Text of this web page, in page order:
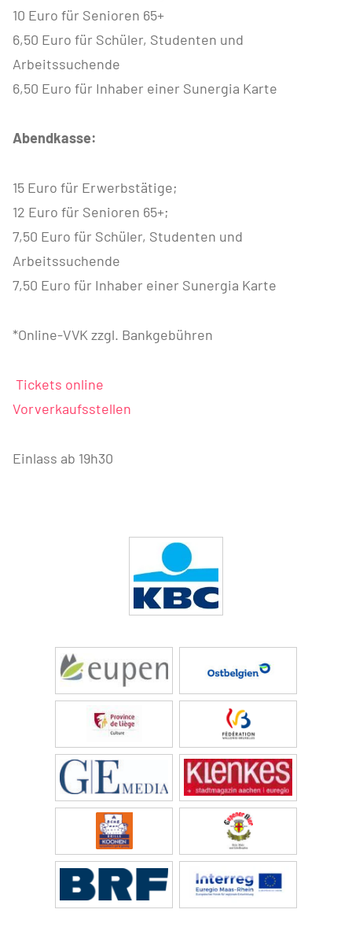
10 Euro für Senioren 65+
6,50 Euro für Schüler, Studenten und
Arbeitssuchende
6,50 Euro für Inhaber einer Sunergia Karte
Abendkasse:
15 Euro für Erwerbstätige;
12 Euro für Senioren 65+;
7,50 Euro für Schüler, Studenten und
Arbeitssuchende
7,50 Euro für Inhaber einer Sunergia Karte
*Online-VVK zzgl. Bankgebühren
Tickets online
Vorverkaufsstellen
Einlass ab 19h30